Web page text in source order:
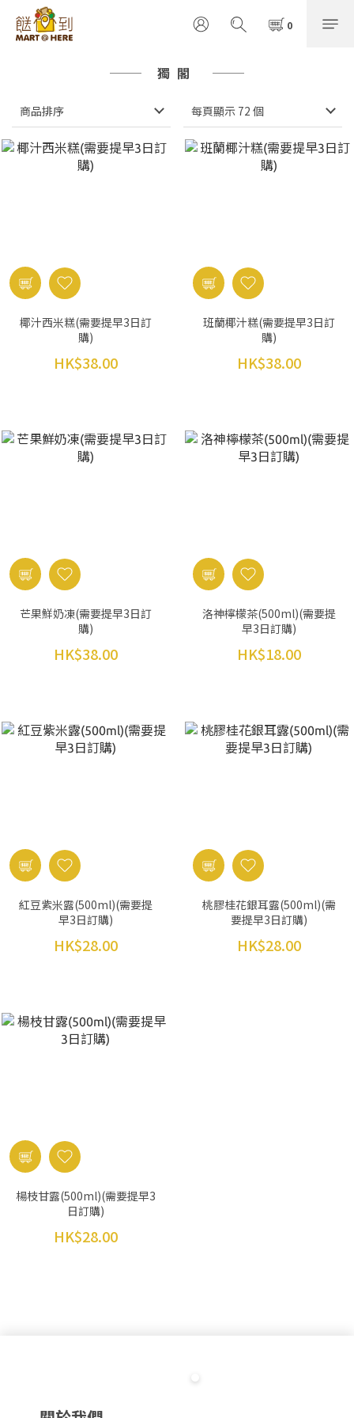
獨閣
商品排序 每頁顯示 72 個
椰汁西米糕(需要提早3日訂
購)
HK$38.00
班蘭椰汁糕(需要提早3日訂
購)
HK$38.00
芒果鮮奶凍(需要提早3日訂
購)
HK$38.00
洛神檸檬茶(500ml)(需要提
早3日訂購)
HK$18.00
紅豆紫米露(500ml)(需要提
早3日訂購)
HK$28.00
桃膠桂花銀耳露(500ml)(需
要提早3日訂購)
HK$28.00
楊枝甘露(500ml)(需要提早3
日訂購)
HK$28.00